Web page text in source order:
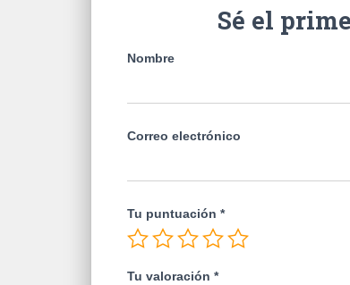
Sé el
Nombre
Correo electrónico
Tu puntuación *
Tu valoración *